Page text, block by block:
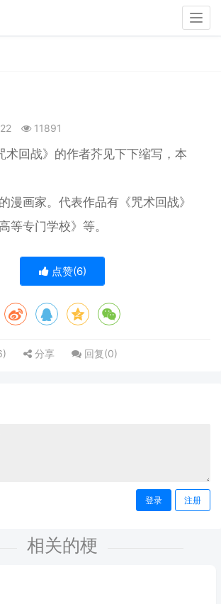
11891
术回战》的作者芥见下下缩写，本
漫画家。代表作品有《咒术回战》
等专门学校》等。
点赞(6)
) 分享 回复(0)
登录 注册
相关的梗